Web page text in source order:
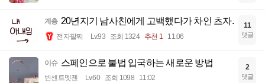
계층 20년지기 남사친에게 고백했다가 차인 츠자.
전자팔찌 Lv.93 조회 1324 추천 1 11:06
11
댓글
이슈 스페인으로 불법 입국하는 새로운 방법
빈센트멧젠 Lv.60 조회 1098 11:02
2
댓글